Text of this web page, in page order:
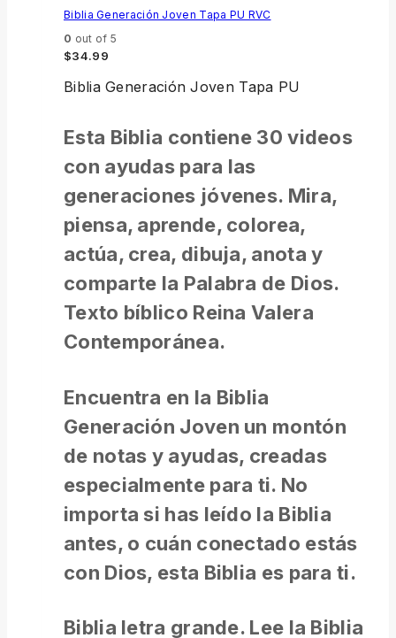
Biblia Generación Joven Tapa PU RVC
0 out of 5
$34.99
Biblia Generación Joven Tapa PU
Esta Biblia contiene 30 videos
con ayudas para las
generaciones jóvenes. Mira,
piensa, aprende, colorea,
actúa, crea, dibuja, anota y
comparte la Palabra de Dios.
Texto bíblico Reina Valera
Contemporánea.
Encuentra en la Biblia
Generación Joven un montón
de notas y ayudas, creadas
especialmente para ti. No
importa si has leído la Biblia
antes, o cuán conectado estás
con Dios, esta Biblia es para ti.
Biblia letra grande. Lee la Biblia